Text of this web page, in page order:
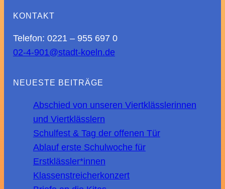
KONTAKT
Telefon: 0221 – 955 697 0
02-4-901@stadt-koeln.de
NEUESTE BEITRÄGE
Abschied von unseren Viertklässlerinnen
und Viertklässlern
Schulfest & Tag der offenen Tür
Ablauf erste Schulwoche für
Erstklässler*innen
Klassenstreicherkonzert